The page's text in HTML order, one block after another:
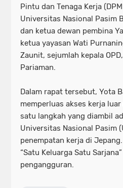
Pintu dan Tenaga Kerja
Universitas Nasional Pasim
dan ketua dewan pembina
ketua yayasan Wati
Zaunit, sejumlah kepala
Pariaman.
Dalam rapat tersebut, Yota
memperluas akses kerja
satu langkah yang diambil
Universitas Nasional Pasim
penempatan kerja di
“Satu Keluarga Satu
pengangguran.